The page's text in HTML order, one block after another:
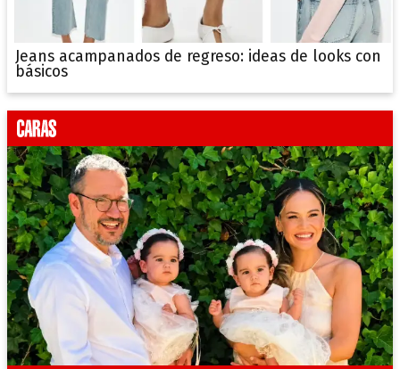
Jeans acampanados de regreso: ideas de looks con
básicos